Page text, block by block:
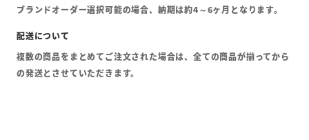
ブランドオーダー選択可能の場合、納期は約4～6ヶ月となります。
複数の商品をまとめてご注文された場合は、全ての商品が揃ってから
の発送とさせていただきます。